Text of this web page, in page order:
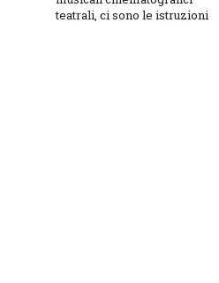
teatrali, ci sono le istruzioni